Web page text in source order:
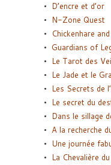
D’encre et d’or
N-Zone Quest
Chickenhare
Guardians of
Le Tarot des
Le Jade et le
Les Secrets de
Le secret du
Dans le sillage
A la recherche
Une journée
La Chevalière